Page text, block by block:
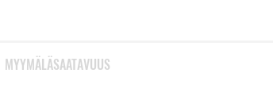
MYYMÄLÄSAATAVUUS